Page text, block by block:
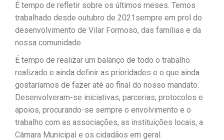
É tempo de refletir sobre os últimos meses. Temos
trabalhado desde outubro de 2021sempre em prol do
desenvolvimento de Vilar Formoso, das famílias e da
nossa comunidade.
É tempo de realizar um balanço de todo o trabalho
realizado e ainda definir as prioridades e o que ainda
gostaríamos de fazer até ao final do nosso mandato.
Desenvolveram-se iniciativas, parcerias, protocolos e
apoios, procurando-se sempre o envolvimento e o
trabalho com as associações, as instituições locais, a
Câmara Municipal e os cidadãos em geral.